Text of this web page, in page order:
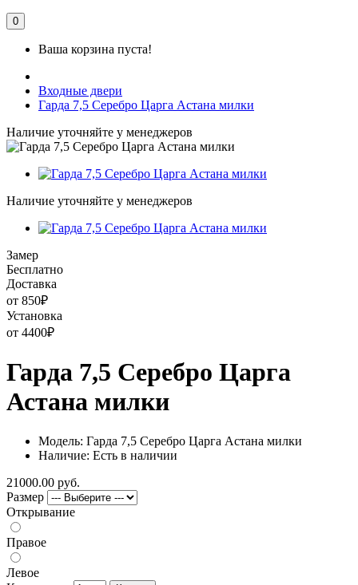
0
Ваша корзина пуста!
Входные двери
Гарда 7,5 Серебро Царга Астана милки
Наличие уточняйте у менеджеров
Наличие уточняйте у менеджеров
Замер
Бесплатно
Доставка
от 850₽
Установка
от 4400₽
Гарда 7,5 Серебро Царга
Астана милки
Модель: Гарда 7,5 Серебро Царга Астана милки
Наличие: Есть в наличии
21000.00 руб.
Размер
Открывание
Правое
Левое